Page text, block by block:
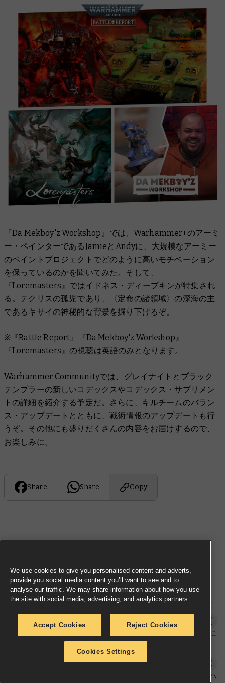
『Da Mekboy'z Workshop』では、Warhammer+のアーミ
ー・ペインターであるJamieとAndyに、大規模なアーミー
のペイントプロジェクトでどのように高いモチベーション
を保っているのかを聞いてみた。そして、
『Loremasters』ではイドネス・ディープキンが特集され
る。テクリスの孤児であり、〈定命の諸領域〉の深海の主
であるキサイの神秘的な背景を掘り下げるぞ。
※『Battle Report』『Da Mekboy'z Workshop』
『Loremasters』の視聴は英語のみとなります。
Warhammer Communityでは、グレイナイトとブラック
テンプラーの新しいコデックスやコデックス・サプリメン
トの詳細を紹介する予定だ。さらに、キルチームのバラン
ス・アップデートとともに、戦術情報のアップデートも行
うぞ。その他にも盛りだくさんの内容をお届けするので、
お楽しみに。
Share Share Copy
MORE NEWS
新しいミニチュアとルールを利用し
て、エッシャー家のためにアンダーハ
Model Reveal
サンデー・プレビュー — 伝説の世界に
ケイオスが君臨
Sunday preview
サタデー・プレオーダー — アンダーハ
We use cookies to give you personalised content and adverts,
provide you social media content you’ll want to see and to
analyse our traffic. We may share information about how you use
the site with social media, advertising, and analytics partners.
Accept Cookies Reject Cookies
Cookies Settings